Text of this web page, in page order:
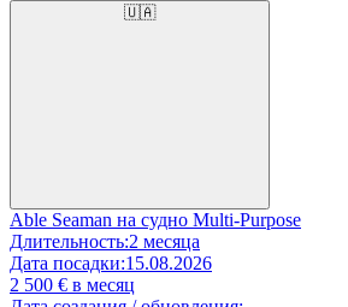
🇺🇦
Able Seaman на судно Multi-Purpose
Длительность:2 месяца
Дата посадки:15.08.2026
2 500 € в месяц